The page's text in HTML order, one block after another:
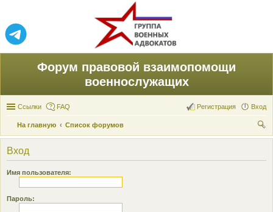
Форум правовой взаимопомощи
военнослужащих
Ссылки FAQ Вход
Регистрация
На главную
Список форумов
ои
Вход
Имя пользователя:
Пароль: